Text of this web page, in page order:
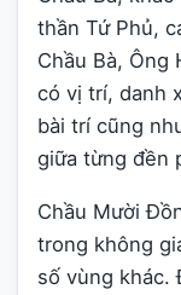
thần Tứ Phủ,
Chầu Bà, Ông
có vị trí, danh
bài trí cũng
giữa từng đền
Chầu Mười
trong không
số vùng khác.